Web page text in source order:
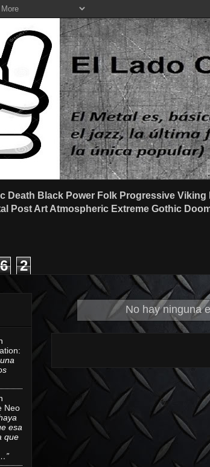
Death Black Power Folk Progressive
Post Art Atmospheric Extreme Gothic
6 2
No hay ninguna
:
Neo
esa
que